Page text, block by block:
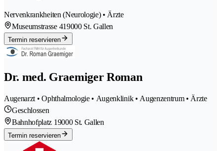
Nervenkrankheiten (Neurologie) • Ärzte
Museumstrasse 419000 St. Gallen
Termin reservieren
Dr. med. Graemiger Roman
Augenarzt • Ophthalmologie • Augenklinik • Augenzentrum • Ärzte
Geschlossen
Bahnhofplatz 19000 St. Gallen
Termin reservieren